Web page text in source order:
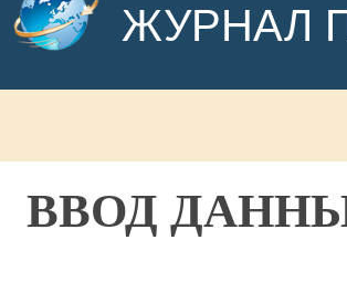
ЖУРНАЛ
ВВОД